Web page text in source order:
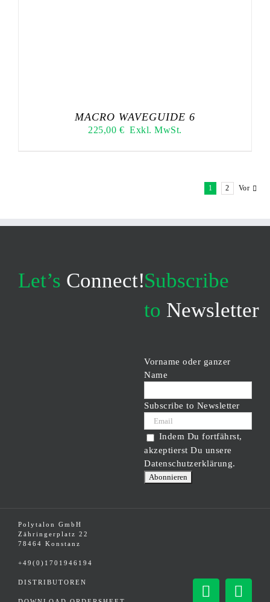
MACRO WAVEGUIDE 6
225,00 € Exkl. MwSt.
1 2 Vor
Let’s Connect!Subscribe
to Newsletter
Vorname oder ganzer
Name
Subscribe to Newsletter
Indem Du fortfährst,
akzeptierst Du unsere
Datenschutzerklärung.
Polytalon GmbH
Zähringerplatz 22
78464 Konstanz
+49(0)1701946194
DISTRIBUTOREN
Facebook